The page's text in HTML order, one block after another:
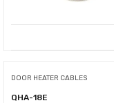
DOOR HEATER CABLES
QHA-18E